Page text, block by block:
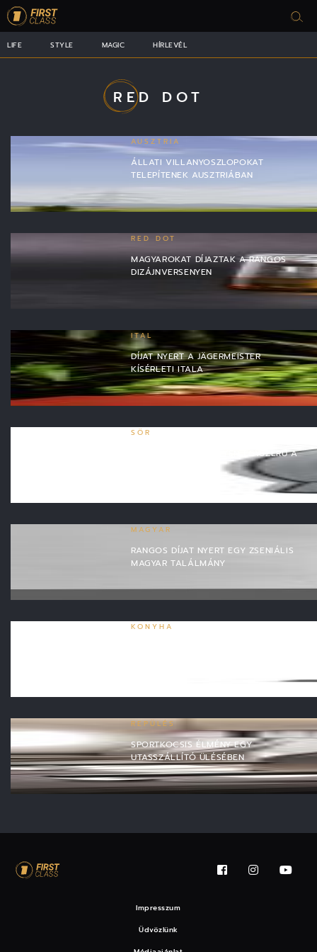
LIFE STYLE MAGIC HÍRLEVÉL
RED DOT
AUSZTRIA
ÁLLATI VILLANYOSZLOPOKAT
TELEPÍTENEK AUSZTRIÁBAN
RED DOT
MAGYAROKAT DÍJAZTAK A RANGOS
DIZÁJNVERSENYEN
ITAL
DÍJAT NYERT A JÄGERMEISTER
KÍSÉRLETI ITALA
SÖR
SOSEM VOLT MÉG ILYEN EGYSZERŰ A
MAGYAR
RANGOS DÍJAT NYERT EGY ZSENIÁLIS
MAGYAR TALÁLMÁNY
KONYHA
REPÜLÉS
SPORTKOCSIS ÉLMÉNY EGY
UTASSZÁLLÍTÓ ÜLÉSÉBEN
Impresszum
Üdvözlünk